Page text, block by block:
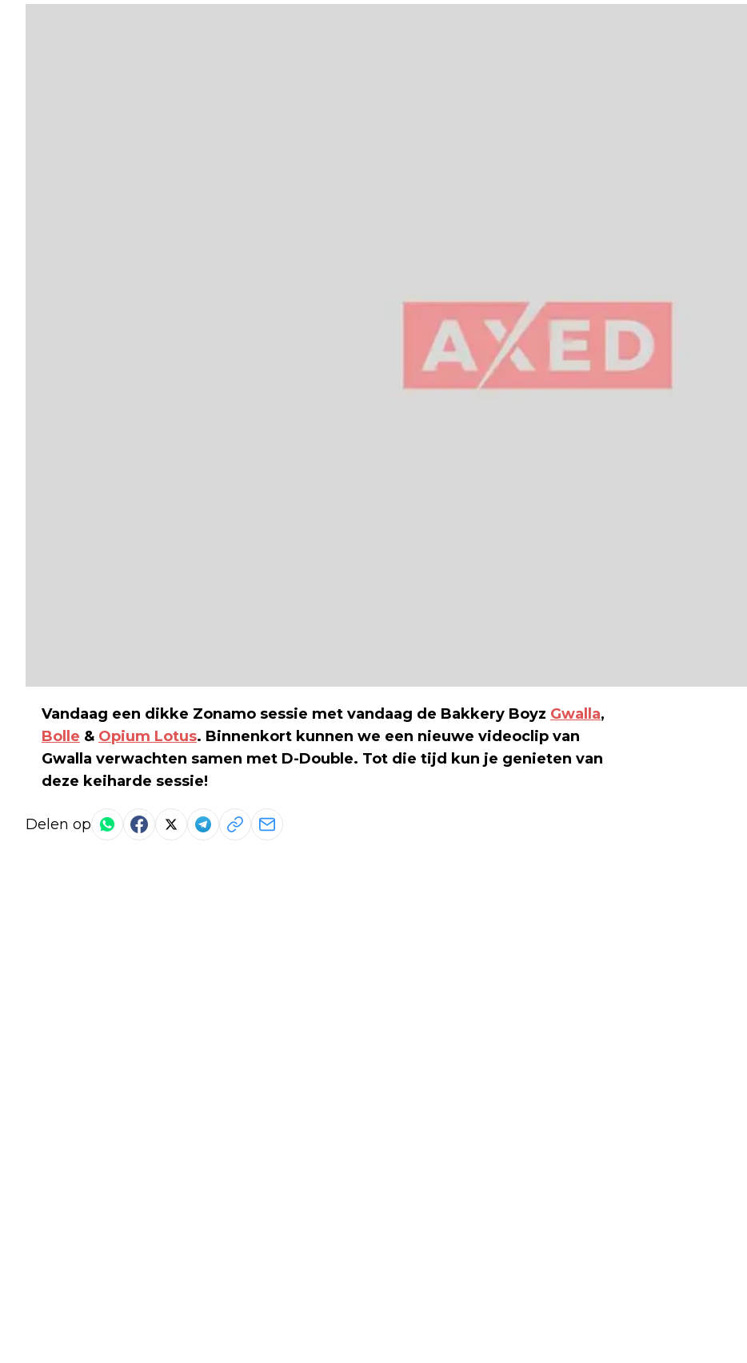
Vandaag een dikke Zonamo sessie met vandaag de Bakkery Boyz Gwalla,
Bolle & Opium Lotus. Binnenkort kunnen we een nieuwe videoclip van
Gwalla verwachten samen met D-Double. Tot die tijd kun je genieten van
deze keiharde sessie!
Delen op